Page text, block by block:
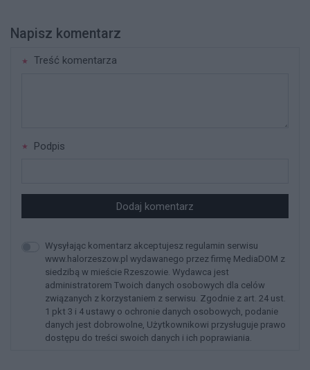
Napisz komentarz
Treść komentarza
Podpis
Dodaj komentarz
Wysyłając komentarz akceptujesz regulamin serwisu
www.halorzeszow.pl wydawanego przez firmę MediaDOM z
siedzibą w mieście Rzeszowie. Wydawca jest
administratorem Twoich danych osobowych dla celów
związanych z korzystaniem z serwisu. Zgodnie z art. 24 ust.
1 pkt 3 i 4 ustawy o ochronie danych osobowych, podanie
danych jest dobrowolne, Użytkownikowi przysługuje prawo
dostępu do treści swoich danych i ich poprawiania.